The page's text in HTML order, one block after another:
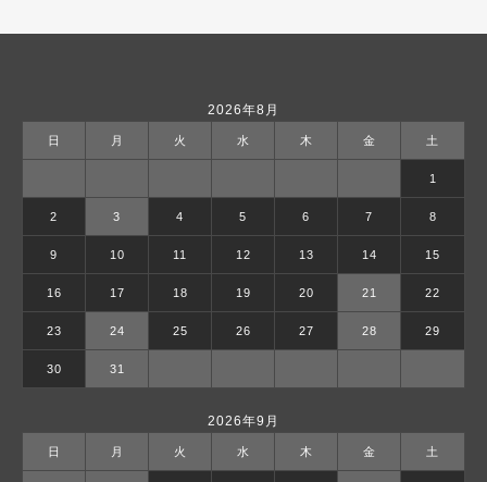
2026年8月
日 月 火 水 木 金 土
1
2 3 4 5 6 7 8
9 10 11 12 13 14 15
16 17 18 19 20 21 22
23 24 25 26 27 28 29
30 31
2026年9月
日 月 火 水 木 金 土